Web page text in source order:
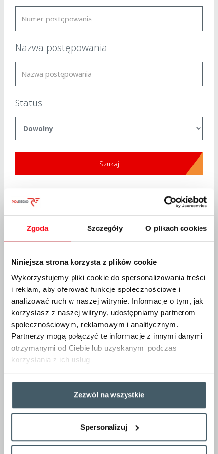
Zgoda Szczegóły O plikach cookies
Niniejsza strona korzysta z plików cookie
Wykorzystujemy pliki cookie do spersonalizowania treści
i reklam, aby oferować funkcje społecznościowe i
analizować ruch w naszej witrynie. Informacje o tym, jak
korzystasz z naszej witryny, udostępniamy partnerom
społecznościowym, reklamowym i analitycznym.
Partnerzy mogą połączyć te informacje z innymi danymi
otrzymanymi od Ciebie lub uzyskanymi podczas
korzystania z ich usług.
Zezwól na wszystkie
Spersonalizuj
Nazwa postępowania
Status
Nazwa postępowania
Data wszczęcia
postępowania
POZ1a.220.15.2026 - SPRZEDAŻ
PRAWA UŻYTKOWANIA WIECZYSTEGO
JELENIEJ GÓRZE PRZY UL. KRAKOWSKIEJ
POZ1d.220.1.2026 - SPRZEDAŻY PRAWA
WIECZYSTEGO NIERUCHOMOŚCI
SPÓŁKI POLREGIO POŁOŻONEJ W
MIEJSCOWOŚCI OLSZTYN, UL.
2026-08-04
PBD3.323.104.2026 - Sprzedaż
wierzytelności przysługujących Spółce
POLREGIO S.A. z tytułu niedopełnienia
przez podróżnych obowiązku
uiszczenia należności przewozowych
UŻYTKOWANIA WIECZYSTEGO